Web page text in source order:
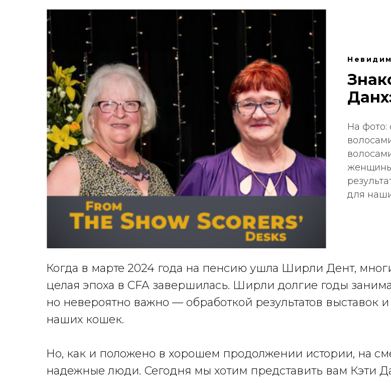
На
женщины
для
Когда в марте 2024 года на пенсию ушла Ширли Дент,
целая эпоха в CFA завершилась. Ширли долгие годы
но невероятно важно — обработкой результатов выставок
наших кошек.
Но, как и положено в хорошем продолжении истории, на
надежные люди. Сегодня мы хотим представить вам Кэти